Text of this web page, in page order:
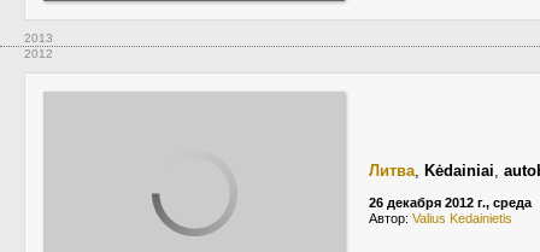
2013
2012
Литва, Kėdainiai,
26 декабря 2012 г., среда
Автор: Valius Kedainietis